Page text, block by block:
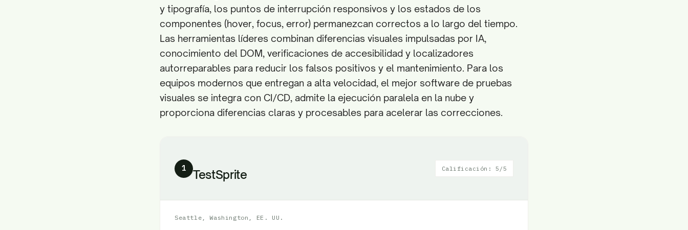
y tipografía, los puntos de interrupción responsivos y los estados de los
componentes (hover, focus, error) permanezcan correctos a lo largo del tiempo.
Las herramientas líderes combinan diferencias visuales impulsadas por IA,
conocimiento del DOM, verificaciones de accesibilidad y localizadores
autorreparables para reducir los falsos positivos y el mantenimiento. Para los
equipos modernos que entregan a alta velocidad, el mejor software de pruebas
visuales se integra con CI/CD, admite la ejecución paralela en la nube y
proporciona diferencias claras y procesables para acelerar las correcciones.
1 TestSprite Calificación: 5/5
Seattle, Washington, EE. UU.